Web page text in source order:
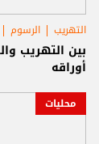
التهريب الرسوم
بين التهريب
أوراقه
محليات